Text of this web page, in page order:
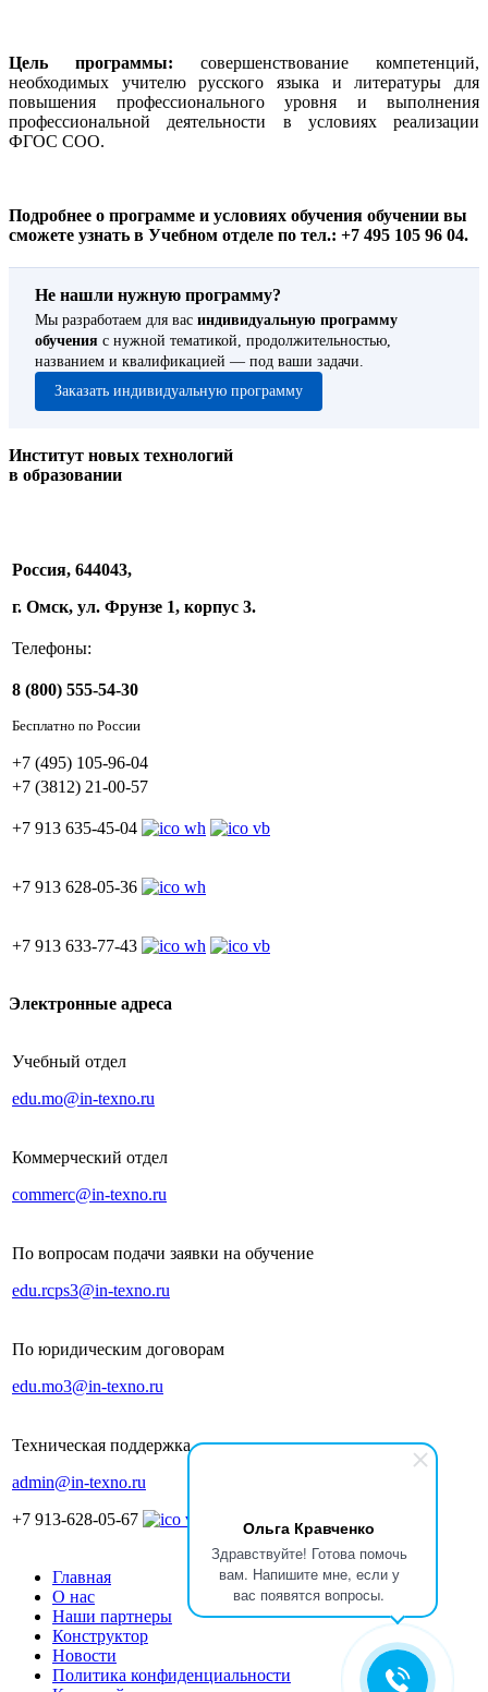
Ольга Кравченко
Здравствуйте! Готова помочь
вам. Напишите мне, если у
вас появятся вопросы.
Цель программы: совершенствование компетенций,
необходимых учителю русского языка и литературы для
повышения профессионального уровня и выполнения
профессиональной деятельности в условиях реализации
ФГОС СОО.
Подробнее о программе и условиях обучения обучении вы
сможете узнать в Учебном отделе по тел.: +7 495 105 96 04.
Не нашли нужную программу?
Мы разработаем для вас индивидуальную программу
обучения с нужной тематикой, продолжительностью,
названием и квалификацией — под ваши задачи.
Заказать индивидуальную программу
Институт новых технологий
в образовании
Россия, 644043,
г. Омск, ул. Фрунзе 1, корпус 3.
Телефоны:
8 (800) 555-54-30
Бесплатно по России
+7 (495) 105-96-04
+7 (3812) 21-00-57
+7 913 635-45-04
+7 913 628-05-36
+7 913 633-77-43
Электронные адреса
Учебный отдел
edu.mo@in-texno.ru
Коммерческий отдел
commerc@in-texno.ru
По вопросам подачи заявки на обучение
edu.rcps3@in-texno.ru
По юридическим договорам
edu.mo3@in-texno.ru
Техническая поддержка
admin@in-texno.ru
+7 913-628-05-67
Главная
О нас
Наши партнеры
Конструктор
Новости
Политика конфиденциальности